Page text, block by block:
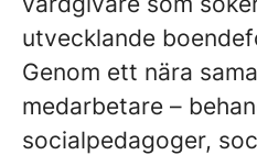
utvecklande
Genom ett nära
medarbetare –
socialpedagoger,